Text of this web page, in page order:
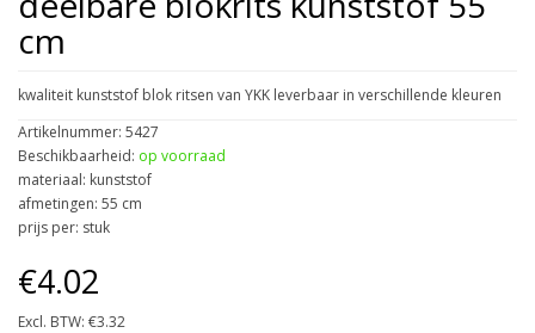
cm
kwaliteit kunststof blok ritsen van YKK leverbaar in verschillende kleuren
Artikelnummer: 5427
Beschikbaarheid: op voorraad
materiaal: kunststof
afmetingen: 55 cm
prijs per: stuk
€4.02
Excl. BTW: €3.32